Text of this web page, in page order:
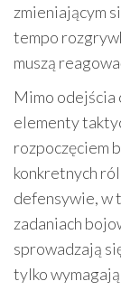
zmieniającym
tempo
muszą
Mimo odejścia
elementy
rozpoczęciem
konkretnych
defensywie, w
zadaniach
sprowadzają
tylko